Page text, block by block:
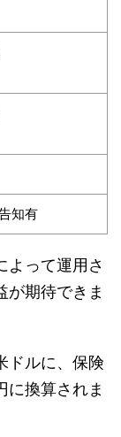
知有
よって運用さ
が期待できま
ドルに、保険
に換算されま